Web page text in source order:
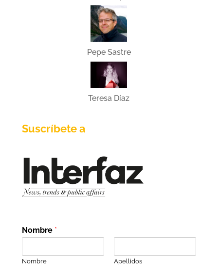
Pepe Sastre
Teresa Díaz
Suscríbete a
Nombre *
Nombre Apellidos